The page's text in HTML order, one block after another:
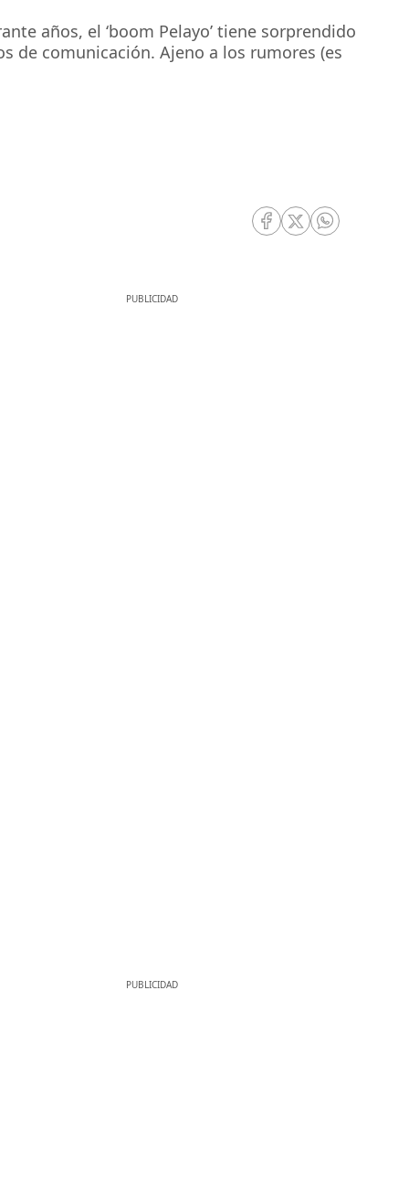
años, el ‘boom Pelayo’ tiene sorprendido
de comunicación. Ajeno a los rumores (es
RRSS Facebook
RRSS Twitter
RRSS